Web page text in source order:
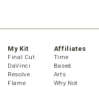
My Kit
Final Cut
DaVinci
Resolve
Flame
Affiliates
Time
Based
Arts
Why Not